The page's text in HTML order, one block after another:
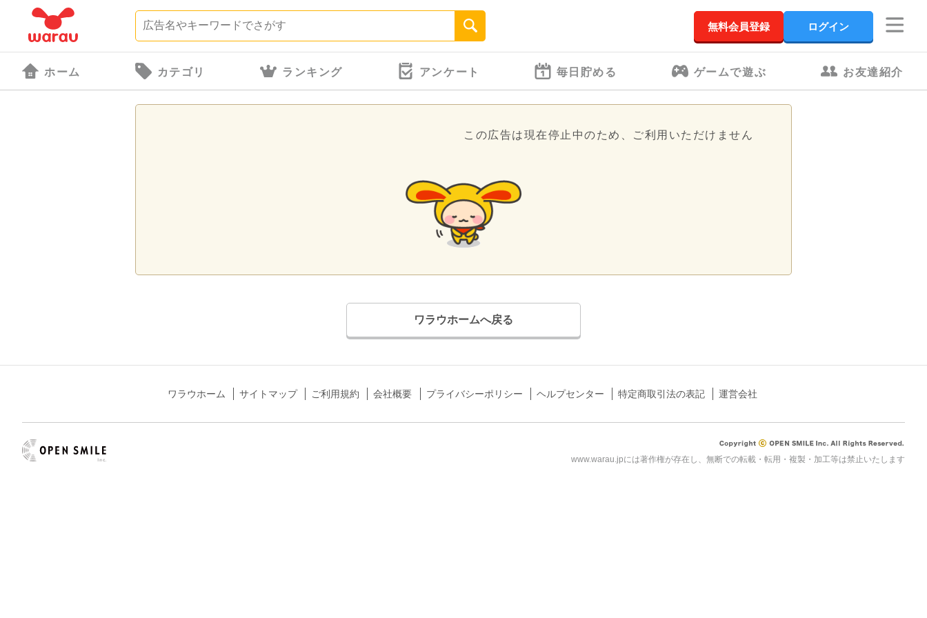
無料会員登録 ログイン
ホーム カテゴリ ランキング アンケート 毎日貯める ゲームで遊ぶ お友達紹介
この広告は現在停止中のため、ご利用いただけません
ワラウホームへ戻る
ワラウホーム サイトマップ ご利用規約 会社概要 プライバシーポリシー ヘルプセンター 特定商取引法の表記 運営会社
www.warau.jpには著作権が存在し、無断での転載・転用・複製・加工等は禁止いたします